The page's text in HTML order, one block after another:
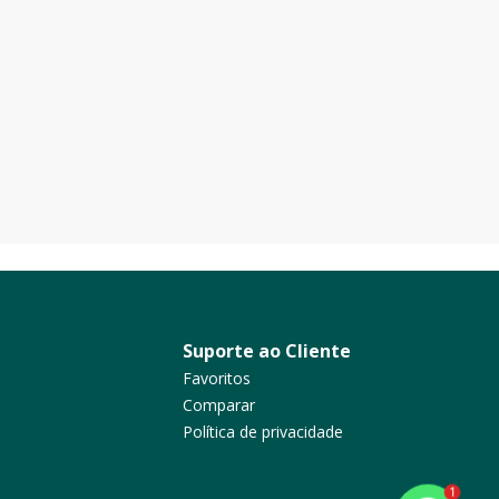
Suporte ao Cliente
Favoritos
Comparar
Política de privacidade
1